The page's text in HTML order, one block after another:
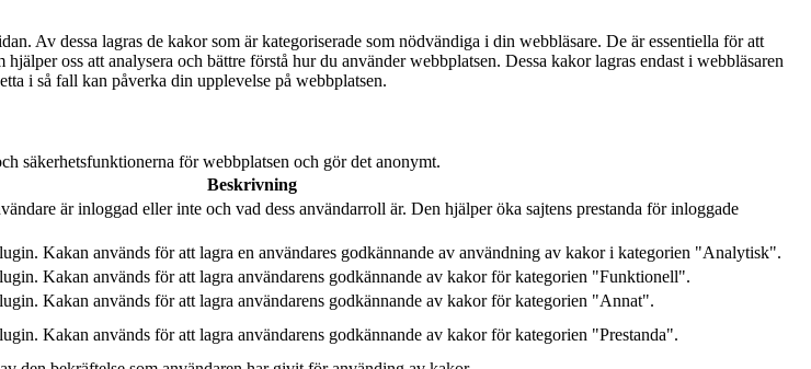
Av dessa lagras de kakor som är kategoriserade som nödvändiga i din webbläsare. De är essentiella för att
oss att analysera och bättre förstå hur du använder webbplatsen. Dessa kakor lagras endast i webbläsaren
i så fall kan påverka din upplevelse på webbplatsen.
säkerhetsfunktionerna för webbplatsen och gör det anonymt.
Beskrivning
är inloggad eller inte och vad dess användarroll är. Den hjälper öka sajtens prestanda för inloggade
Kakan används för att lagra en användares godkännande av användning av kakor i kategorien "Analytisk".
Kakan används för att lagra användarens godkännande av kakor för kategorien "Funktionell".
Kakan används för att lagra användarens godkännande av kakor för kategorien "Annat".
Kakan används för att lagra användarens godkännande av kakor för kategorien "Prestanda".